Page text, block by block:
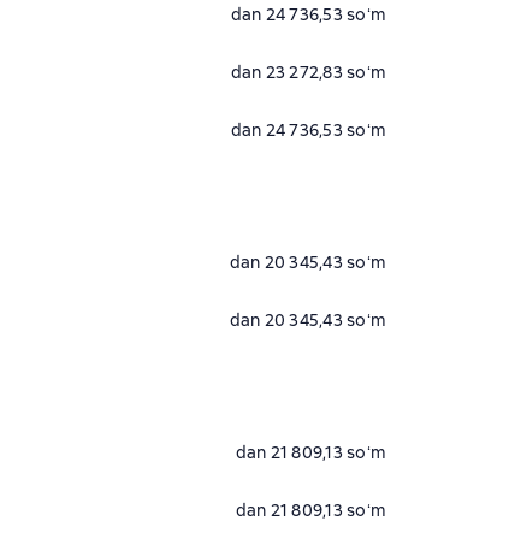
dan 24 736,53 soʻm
dan 23 272,83 soʻm
dan 24 736,53 soʻm
dan 20 345,43 soʻm
dan 20 345,43 soʻm
dan 21 809,13 soʻm
dan 21 809,13 soʻm